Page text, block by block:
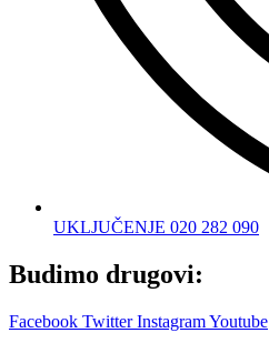
UKLJUČENJE 020 282 090
Budimo drugovi:
Facebook Twitter InstagramYoutube